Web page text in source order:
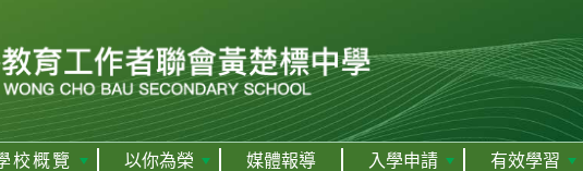
校概覽 以你為榮 媒體報導 入學申請 有效學習